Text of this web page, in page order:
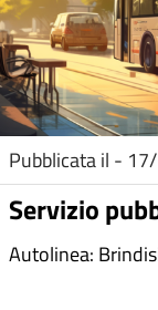
Pubblicata il -
Servizio
Autolinea: